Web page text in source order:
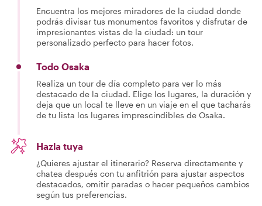
Encuentra los mejores miradores de la ciudad donde
podrás divisar tus monumentos favoritos y disfrutar de
impresionantes vistas de la ciudad: un tour
personalizado perfecto para hacer fotos.
Todo Osaka
Realiza un tour de día completo para ver lo más
destacado de la ciudad. Elige los lugares, la duración y
deja que un local te lleve en un viaje en el que tacharás
de tu lista los lugares imprescindibles de Osaka.
Hazla tuya
¿Quieres ajustar el itinerario? Reserva directamente y
chatea después con tu anfitrión para ajustar aspectos
destacados, omitir paradas o hacer pequeños cambios
según tus preferencias.